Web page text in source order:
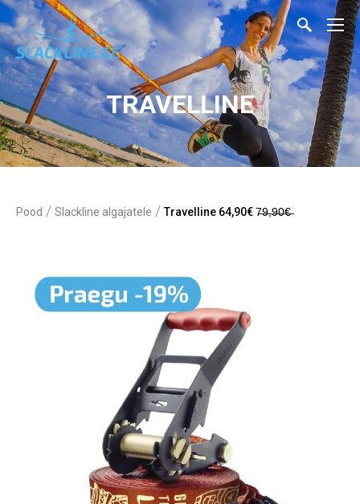
TRAVELLINE
Pood / Slackline algajatele / Travelline 64,90€ 7̶9̶,̶9̶0̶€̶